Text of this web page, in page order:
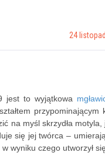
Posted on
24
jest to wyjątkowa
na myśl skrzydła
się jej twórca –
wyniku czego utworzył